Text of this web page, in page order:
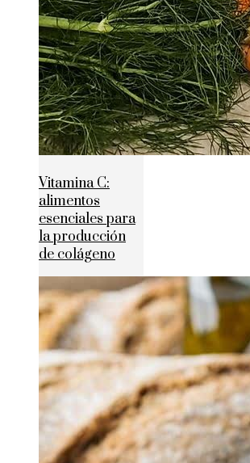
Vitamina C:
alimentos
esenciales para
la producción
de colágeno